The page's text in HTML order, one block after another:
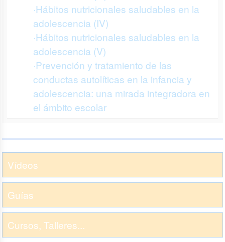
·Hábitos nutricionales saludables en la
adolescencia (IV)
·Hábitos nutricionales saludables en la
adolescencia (V)
·Prevención y tratamiento de las
conductas autolíticas en la infancia y
adolescencia: una mirada integradora en
el ámbito escolar
Vídeos
Guías
Cursos, Talleres...